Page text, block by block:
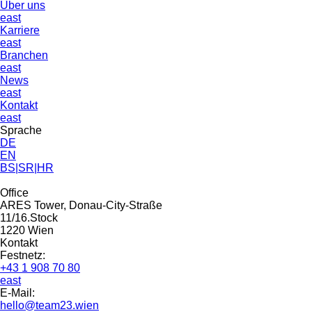
Über uns
east
Karriere
east
Branchen
east
News
east
Kontakt
east
Sprache
DE
EN
BS|SR|HR
Office
ARES Tower, Donau-City-Straße
11/16.Stock
1220 Wien
Kontakt
Festnetz:
+43 1 908 70 80
east
E-Mail:
hello@team23.wien